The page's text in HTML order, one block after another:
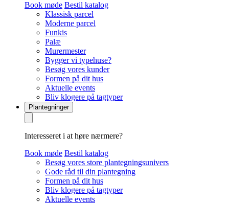
Book møde Bestil katalog
Klassisk parcel
Moderne parcel
Funkis
Palæ
Murermester
Bygger vi typehuse?
Besøg vores kunder
Formen på dit hus
Aktuelle events
Bliv klogere på tagtyper
Plantegninger
Interesseret i at høre nærmere?
Book møde Bestil katalog
Besøg vores store plantegningsunivers
Gode råd til din plantegning
Formen på dit hus
Bliv klogere på tagtyper
Aktuelle events